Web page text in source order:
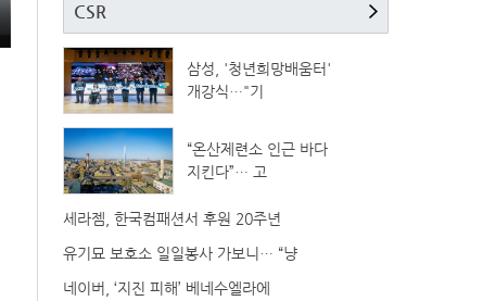
CSR
삼성, '청년희망배움터'
개강식…"기
“온산제련소 인근 바다
지킨다”… 고
세라젬, 한국컴패션서 후원 20주년
유기묘 보호소 일일봉사 가보니… “냥
네이버, ‘지진 피해’ 베네수엘라에